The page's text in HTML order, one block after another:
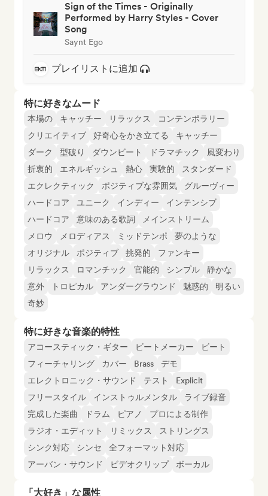
Sign of the Times - Originally
Performed by Harry Styles - Cover
Song
Saynt Ego
プレイリストに追加
特に好きなムード
本場の キャッチー リラックス
コンテンポラリー
クリエイティブ
好奇心をかき立てる
キャッチー
ダーク
型破り ダウンビート ドラマチック
風変わり
折衷的
エネルギッシュ 熱心 実験的
スタンダード
エクレクティック
ポジティブな雰囲気
グルーヴィー
ハードコア
ユニーク インディー
インテンシブ
ハードコア
意味のある歌詞
メインストリーム
メロウ
メロディアス ミッドテンポ
夢のような
オリジナル
ポジティブ 挑発的
ファンキー
リラックス
ロマンチック 官能的 シンプル
静かな
意外
トロピカル アンダーグラウンド 魅惑的
明るい
奇妙
特に好きな音楽的特性
アコースティック・ギター ビートメーカー
ビート
フィーチャリング
カバー Brass
デモ
エレクトロニック・サウンド
テスト
Explicit
フリースタイル
インストゥルメンタル
ライブ録音
完成した楽曲
ドラム ピアノ
プロによる制作
ラジオ・エディット
リミックス
ストリングス
シンク対応
シンセ
全フォーマット対応
アーバン・サウンド
ビデオクリップ ボーカル
「大好き」な属性